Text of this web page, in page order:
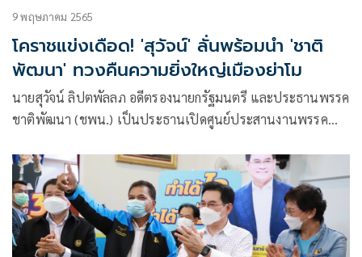
9 พฤษภาคม 2565
โคราชแข่งเดือด! 'สุวัจน์' ลั่นพร้อมนำ 'ชาติ
พัฒนา' ทวงคืนความยิ่งใหญ่เมืองย่าโม
นายสุวัจน์ ลิปตพัลลภ อดีตรองนายกรัฐมนตรี และประธานพรรค
ชาติพัฒนา (ชพน.) เป็นประธานเปิดศูนย์ประสานงานพรรค
ด้วย นพ.วรรณรัตน์ ชาญนุกูล ผอ.ศูนย์ตนโคราชรักจริงไม่ทิ้งกัน
นายเทวัญ ลิปตพัลลภ